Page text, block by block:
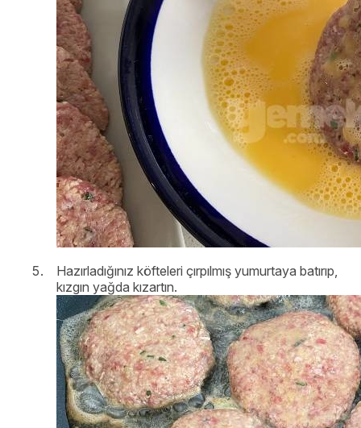
Hazırladığınız köfteleri çırpılmış yumurtaya batırıp,
kızgın yağda kızartın.